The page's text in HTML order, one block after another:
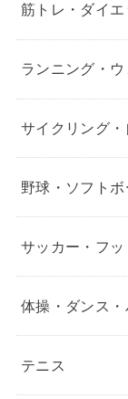
筋トレ・ダイエ
ランニング・
サイクリング
野球・ソフトボ
サッカー・フ
体操・ダンス・
テニス